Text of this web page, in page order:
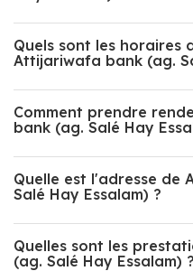
Quels sont les horaires
Attijariwafa bank (ag.
Comment prendre
bank (ag. Salé Hay
Quelle est l'adresse de
Salé Hay Essalam) ?
Quelles sont les
(ag. Salé Hay Essalam) ?